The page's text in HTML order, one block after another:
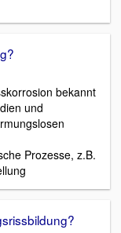
bekannt
und
Prozesse, z.B.